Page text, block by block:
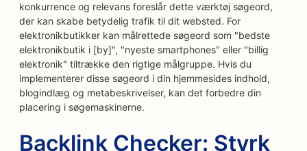
konkurrence og relevans foreslår dette værktøj søgeord,
der kan skabe betydelig trafik til dit websted. For
elektronikbutikker kan målrettede søgeord som "bedste
elektronikbutik i [by]", "nyeste smartphones" eller "billig
elektronik" tiltrække den rigtige målgruppe. Hvis du
implementerer disse søgeord i din hjemmesides indhold,
blogindlæg og metabeskrivelser, kan det forbedre din
placering i søgemaskinerne.
Backlink Checker: Styrk